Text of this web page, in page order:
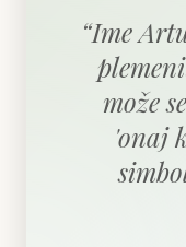
“Ime
može
'onaj